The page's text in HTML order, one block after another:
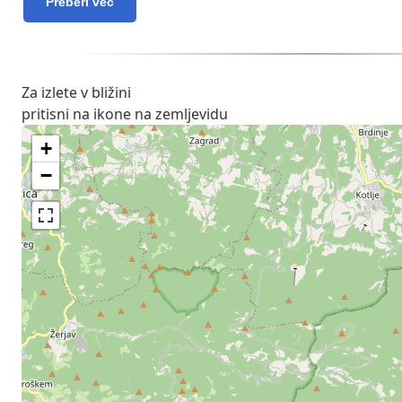
Za izlete v bližini
pritisni na ikone na zemljevidu
+
−